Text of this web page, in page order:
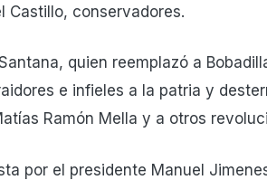
Castillo, conservadores.
quien reemplazó a
e infieles a la patria y
Ramón Mella y a otros
por el presidente Manuel